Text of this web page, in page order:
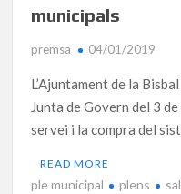
municipals
premsa 04/01/2019
L’Ajuntament de la
Junta de Govern del 3
servei i la compra del
READ MORE
ple municipal plens